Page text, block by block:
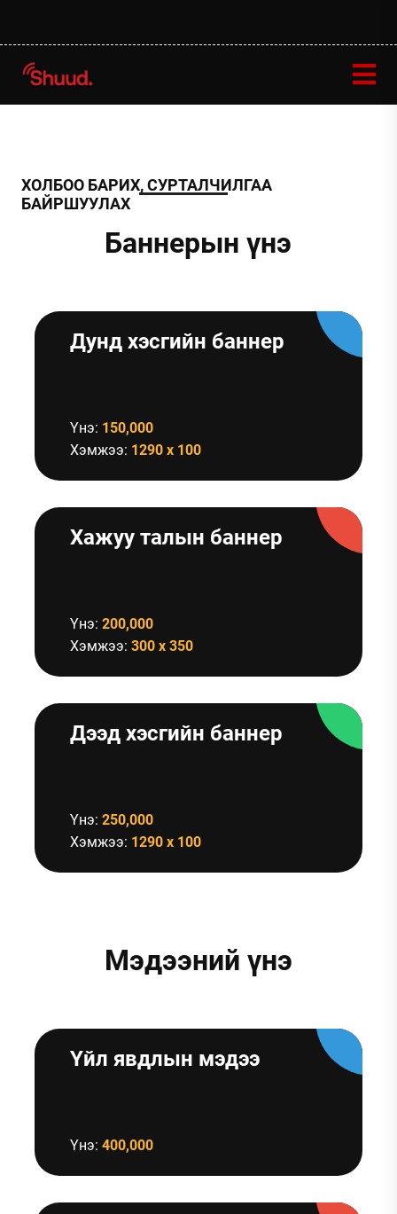
ХОЛБОО БАРИХ, СУРТАЛЧИЛГАА
БАЙРШУУЛАХ
Баннерын үнэ
Дунд хэсгийн баннер
Үнэ: 150,000
Хэмжээ: 1290 x 100
Хажуу талын баннер
Үнэ: 200,000
Хэмжээ: 300 x 350
Дээд хэсгийн баннер
Үнэ: 250,000
Хэмжээ: 1290 x 100
Мэдээний үнэ
Үйл явдлын мэдээ
Үнэ: 400,000